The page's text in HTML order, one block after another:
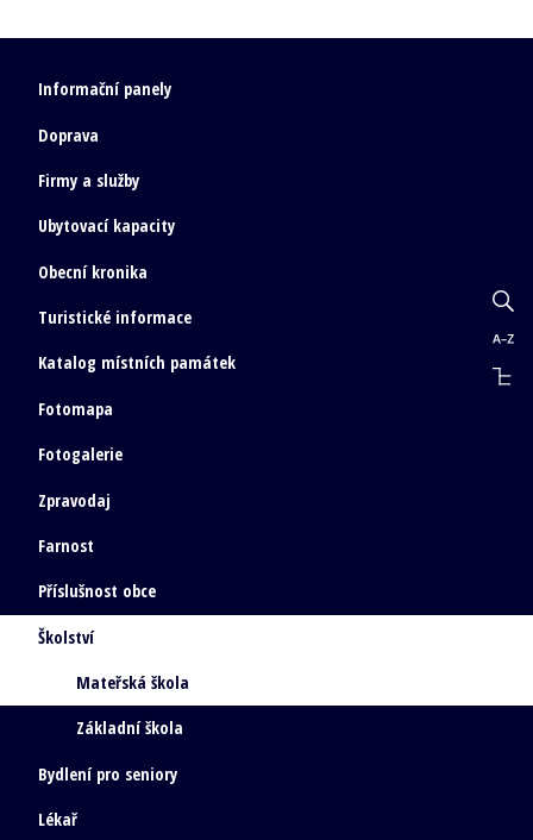
Informační panely
Doprava
Firmy a služby
Ubytovací kapacity
Obecní kronika
Turistické informace
Katalog místních památek
Fotomapa
Fotogalerie
Zpravodaj
Farnost
Příslušnost obce
Školství
Mateřská škola
Základní škola
Bydlení pro seniory
Lékař